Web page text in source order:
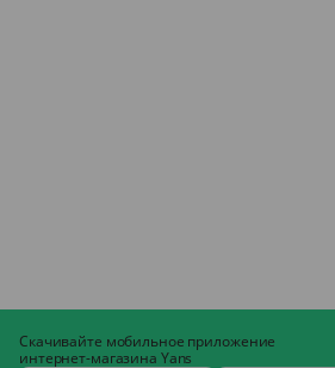
Скачивайте мобильное приложение
интернет-магазина Yans